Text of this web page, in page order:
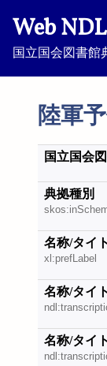
Web
国立国会図書館
陸軍
国立国会
典拠種別
名称/タイ
xl:prefLabel
名称/タイ
名称/タイ